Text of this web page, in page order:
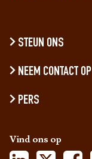
STEUN ONS
NEEM CONTACT OP
PERS
Vind ons op